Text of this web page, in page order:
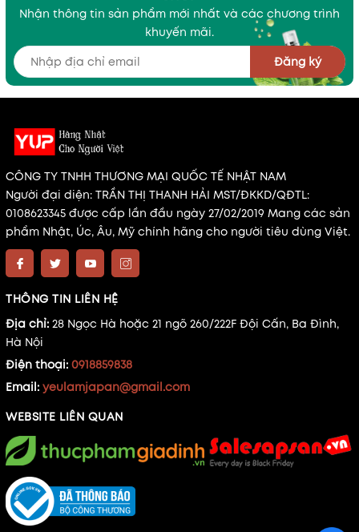
Nhận thông tin sản phẩm mới nhất và các chương trình
khuyến mãi.
Đăng ký
CÔNG TY TNHH THƯƠNG MẠI QUỐC TẾ NHẬT NAM
Người đại diện: TRẦN THỊ THANH HẢI MST/ĐKKD/QĐTL:
0108623345 được cấp lần đầu ngày 27/02/2019 Mang các sản
phẩm Nhật, Úc, Âu, Mỹ chính hãng cho người tiêu dùng Việt.
THÔNG TIN LIÊN HỆ
Địa chỉ: 28 Ngọc Hà hoặc 21 ngõ 260/222F Đội Cấn, Ba Đình,
Hà Nội
Điện thoại: 0918859838
Email: yeulamjapan@gmail.com
WEBSITE LIÊN QUAN